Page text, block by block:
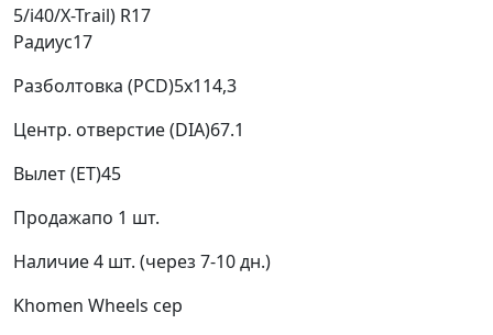
5/i40/X-Trail) R17
Радиус17
Разболтовка (PCD)5x114,3
Центр. отверстие (DIA)67.1
Вылет (ET)45
Продажапо 1 шт.
Наличие4 шт. (через 7-10 дн.)
Khomen Wheels сер